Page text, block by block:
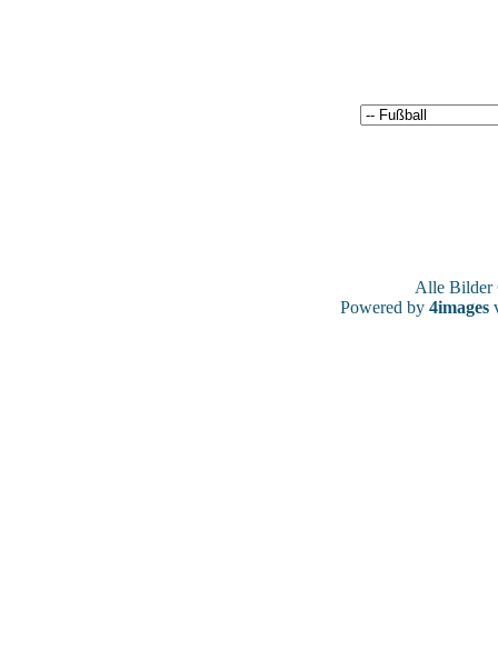
Alle
Powered by 4images